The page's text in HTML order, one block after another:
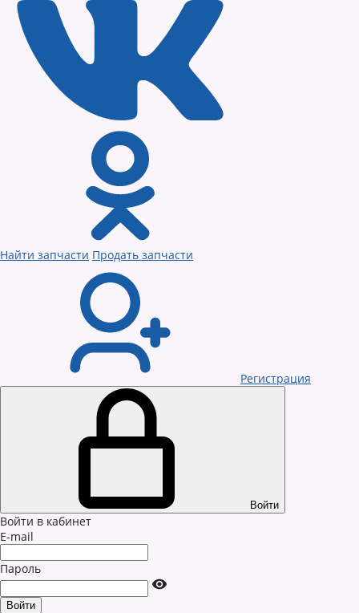
Найти запчасти Продать запчасти
Регистрация
Войти
Войти в кабинет
E-mail
Пароль